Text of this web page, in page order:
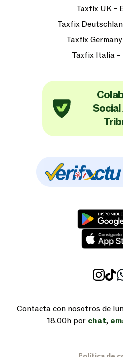
Taxfix UK -
Taxfix
Taxfix
Taxfix Italia -
Social
Contacta con nosotros de
18.00h por chat,